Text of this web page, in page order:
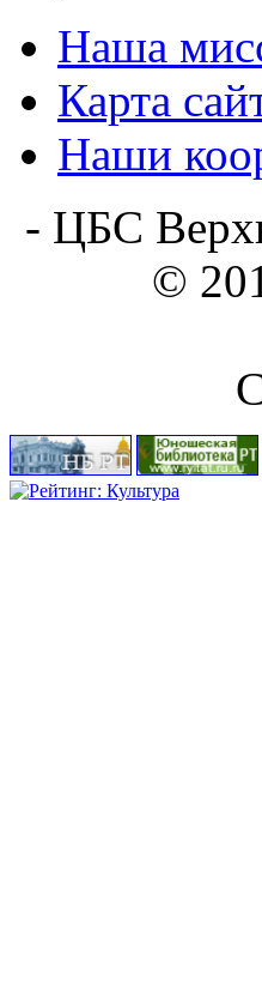
Наша
Карта
Наши
- ЦБС
©